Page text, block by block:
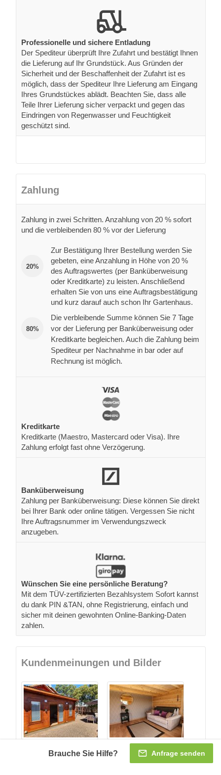
Professionelle und sichere Entladung
Der Spediteur überprüft Ihre Zufahrt und bestätigt Ihnen
die Lieferung auf Ihr Grundstück. Aus Gründen der
Sicherheit und der Beschaffenheit der Zufahrt ist es
möglich, dass der Spediteur Ihre Lieferung am Eingang
Ihres Grundstückes ablädt. Beachten Sie, dass alle
Teile Ihrer Lieferung sicher verpackt und gegen das
Eindringen von Regenwasser und Feuchtigkeit
geschützt sind.
Zahlung
Zahlung in zwei Schritten. Anzahlung von 20 % sofort
und die verbleibenden 80 % vor der Lieferung
20%
Zur Bestätigung Ihrer Bestellung werden Sie
gebeten, eine Anzahlung in Höhe von 20 %
des Auftragswertes (per Banküberweisung
oder Kreditkarte) zu leisten. Anschließend
erhalten Sie von uns eine Auftragsbestätigung
und kurz darauf auch schon Ihr Gartenhaus.
80%
Die verbleibende Summe können Sie 7 Tage
vor der Lieferung per Banküberweisung oder
Kreditkarte begleichen. Auch die Zahlung beim
Spediteur per Nachnahme in bar oder auf
Rechnung ist möglich.
Kreditkarte
Kreditkarte (Maestro, Mastercard oder Visa). Ihre
Zahlung erfolgt fast ohne Verzögerung.
Banküberweisung
Zahlung per Banküberweisung: Diese können Sie direkt
bei Ihrer Bank oder online tätigen. Vergessen Sie nicht
Ihre Auftragsnummer im Verwendungszweck
anzugeben.
Wünschen Sie eine persönliche Beratung?
Mit dem TÜV-zertifizierten Bezahlsystem Sofort kannst
du dank PIN &TAN, ohne Registrierung, einfach und
sicher mit deinen gewohnten Online-Banking-Daten
zahlen.
Kundenmeinungen und Bilder
Anfrage senden
Brauche Sie Hilfe?